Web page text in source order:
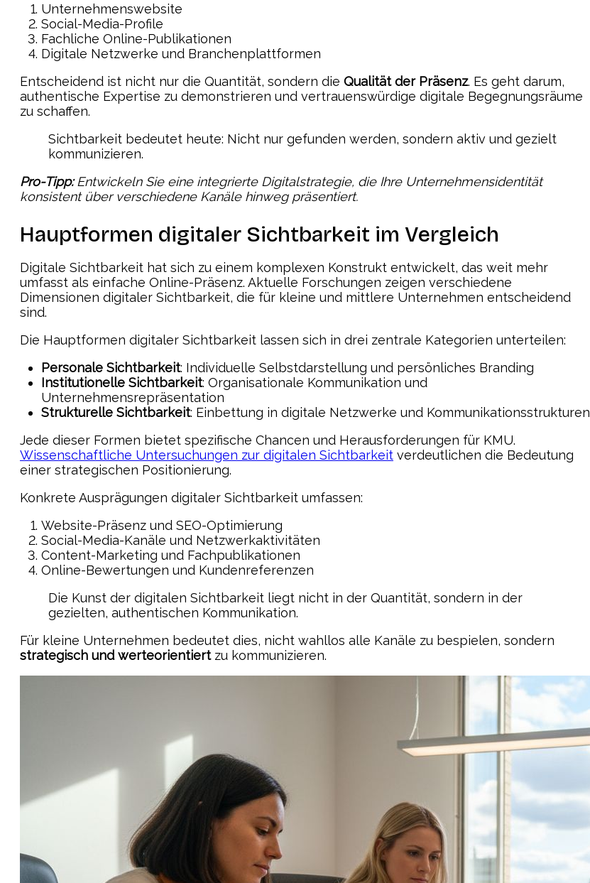
Unternehmenswebsite
Social-Media-Profile
Fachliche Online-Publikationen
Digitale Netzwerke und Branchenplattformen
Entscheidend ist nicht nur die Quantität, sondern die Qualität der Präsenz. Es geht darum,
authentische Expertise zu demonstrieren und vertrauenswürdige digitale Begegnungsräume
zu schaffen.
Sichtbarkeit bedeutet heute: Nicht nur gefunden werden, sondern aktiv und gezielt
kommunizieren.
Pro-Tipp: Entwickeln Sie eine integrierte Digitalstrategie, die Ihre Unternehmensidentität
konsistent über verschiedene Kanäle hinweg präsentiert.
Hauptformen digitaler Sichtbarkeit im Vergleich
Digitale Sichtbarkeit hat sich zu einem komplexen Konstrukt entwickelt, das weit mehr
umfasst als einfache Online-Präsenz. Aktuelle Forschungen zeigen verschiedene
Dimensionen digitaler Sichtbarkeit, die für kleine und mittlere Unternehmen entscheidend
sind.
Die Hauptformen digitaler Sichtbarkeit lassen sich in drei zentrale Kategorien unterteilen:
Personale Sichtbarkeit: Individuelle Selbstdarstellung und persönliches Branding
Institutionelle Sichtbarkeit: Organisationale Kommunikation und
Unternehmensrepräsentation
Strukturelle Sichtbarkeit: Einbettung in digitale Netzwerke und Kommunikationsstrukturen
Jede dieser Formen bietet spezifische Chancen und Herausforderungen für KMU.
Wissenschaftliche Untersuchungen zur digitalen Sichtbarkeit verdeutlichen die Bedeutung
einer strategischen Positionierung.
Konkrete Ausprägungen digitaler Sichtbarkeit umfassen:
Website-Präsenz und SEO-Optimierung
Social-Media-Kanäle und Netzwerkaktivitäten
Content-Marketing und Fachpublikationen
Online-Bewertungen und Kundenreferenzen
Die Kunst der digitalen Sichtbarkeit liegt nicht in der Quantität, sondern in der
gezielten, authentischen Kommunikation.
Für kleine Unternehmen bedeutet dies, nicht wahllos alle Kanäle zu bespielen, sondern
strategisch und werteorientiertzu kommunizieren.